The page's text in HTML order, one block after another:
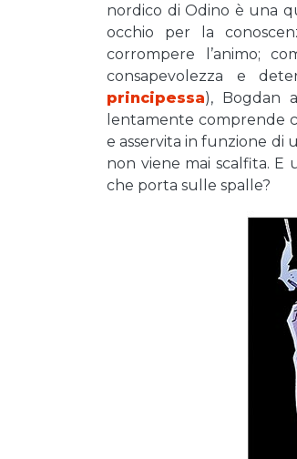
nordico di Odino è una
occhio per la
corrompere l’animo;
consapevolezza e
principessa), Bogdan
lentamente comprende
e asservita in funzione
non viene mai scalfita. E
che porta sulle spalle?